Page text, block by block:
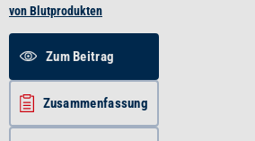
von Blutprodukten
Zum Beitrag
Zusammenfassung